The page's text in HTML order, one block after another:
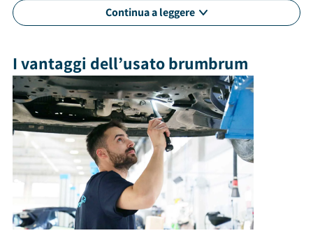
velocità massima di 150 km/h. Con un consumo medio di 0.0
litri ogni 100 km. Questa vettura usata è adatta anche per
interni in sono di colore nero. Questa auto ha 5 porte, 5 posti
a sedere e un bagagliaio con capacità di 434 litri. Tra gli
optional e le dotazioni troviamo: isofix, retrocamera, cerchi in
lega e tanto altro ancora. Al momento della consegna, questa
auto sarà soggetta a lavaggio professionale compreso nel
prezzo. Su tutte le nostre auto offriamo una garanzia
brumbrum di 12 mesi dalla consegna con soccorso stradale
24/7 in Italia e in Europa. È arrivato il momento di allacciare le
Continua a leggere
I vantaggi dell’usato brumbrum